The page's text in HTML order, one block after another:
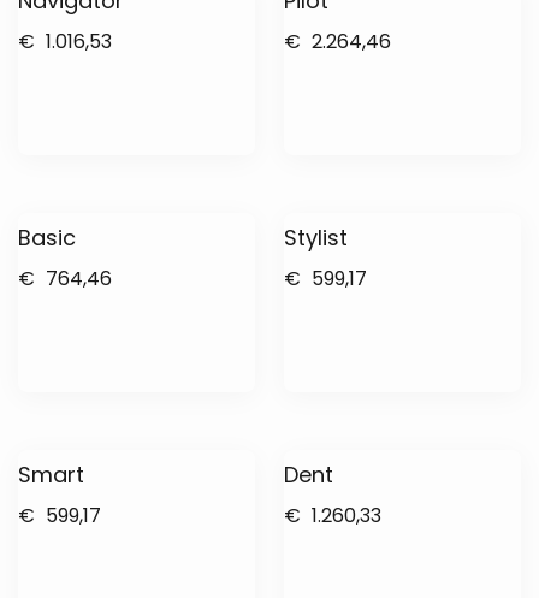
€ 1.016,53 € 2.264,46
Basic
€ 764,46
Stylist
€ 599,17
Smart
€ 599,17
Dent
€ 1.260,33